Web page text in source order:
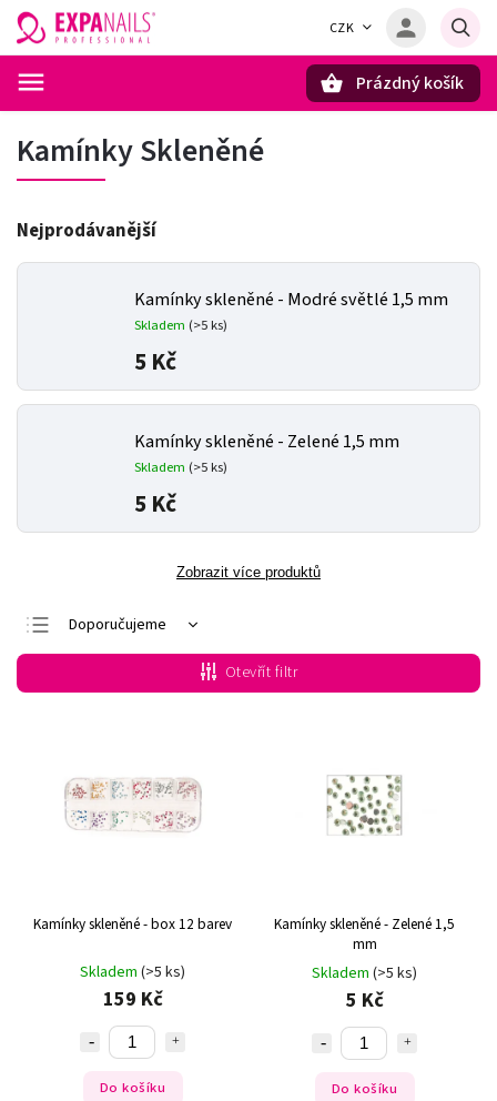
CZK
Prázdný košík
Kamínky Skleněné
Nejprodávanější
Kamínky skleněné - Modré světlé 1,5 mm
Skladem (>5 ks)
5 Kč
Kamínky skleněné - Zelené 1,5 mm
Skladem (>5 ks)
5 Kč
Zobrazit více produktů
Doporučujeme
Nejlevnější
Nejdražší
Otevřít filtr
Kamínky skleněné - box 12 barev
Skladem (>5 ks)
159 Kč
Do košíku
Kamínky skleněné - Zelené 1,5
mm
Skladem (>5 ks)
5 Kč
Do košíku